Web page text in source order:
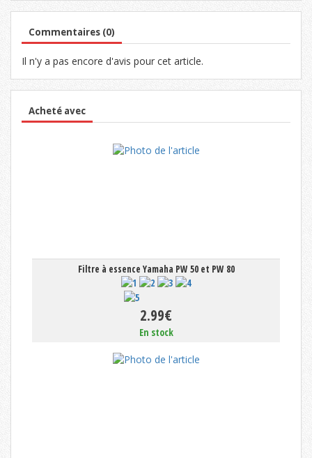
Commentaires (0)
Il n'y a pas encore d'avis pour cet article.
Acheté avec
Filtre à essence Yamaha PW 50 et PW 80
2.99€
En stock